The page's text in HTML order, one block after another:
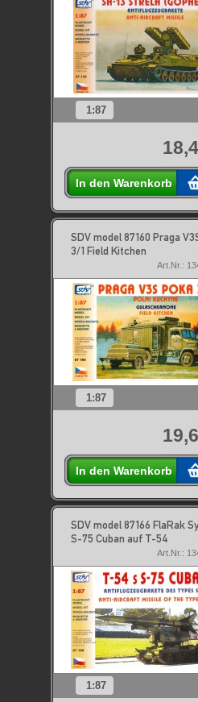
1:87
In den Warenkorb
SDV model 87160 Praga
3/1 Field Kitchen
Art.Nr.:
1:87
In den Warenkorb
SDV model 87166 FlaRak
S-75 Cuban auf T-54
Art.Nr.:
1:87